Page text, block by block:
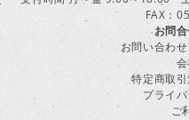
FAX：
お問
お問い合わ
特定商取
プライ
ご